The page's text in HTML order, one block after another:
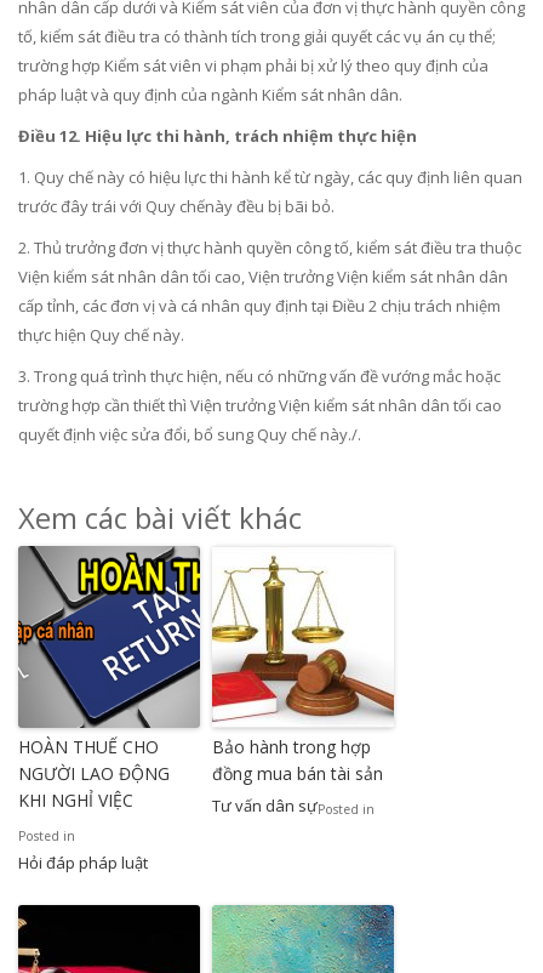
nhân dân cấp dưới và Kiểm sát viên của đơn vị thực hành quyền công
tố, kiểm sát điều tra có thành tích trong giải quyết các vụ án cụ thể;
trường hợp Kiểm sát viên vi phạm phải bịxử lý theo quy định của
pháp luật và quy định của ngành Kiểm sát nhân dân.
Điều 12. Hiệu lực thi hành, trách nhiệm thực hiện
1. Quy chế này có hiệu lực thi hành kể từ ngày, các quy định liên quan
trước đây trái với Quy chếnày đều bị bãi bỏ.
2. Thủ trưởng đơn vị thực hành quyền công tố, kiểm sát điều tra thuộc
Viện kiểm sát nhân dân tối cao, Viện trưởng Viện kiểm sát nhân dân
cấp tỉnh, các đơn vị và cá nhân quy định tại Điều 2 chịu trách nhiệm
thực hiện Quy chế này.
3. Trong quá trình thực hiện, nếu có những vấn đề vướng mắc hoặc
trường hợp cần thiết thì Viện trưởng Viện kiểm sát nhân dân tối cao
quyết định việc sửa đổi, bổ sung Quy chế này./.
Xem các bài viết khác
HOÀN THUẾ CHO
NGƯỜI LAO ĐỘNG
KHI NGHỈ VIỆC
Posted in
Hỏi đáp pháp luật
Bảo hành trong hợp
đồng mua bán tài sản
Posted in
Tư vấn dân sự